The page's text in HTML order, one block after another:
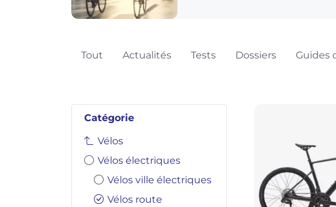
Tout Actualités Tests Dossiers Guides
Catégorie
Vélos
Vélos électriques
Vélos ville électriques
Vélos route